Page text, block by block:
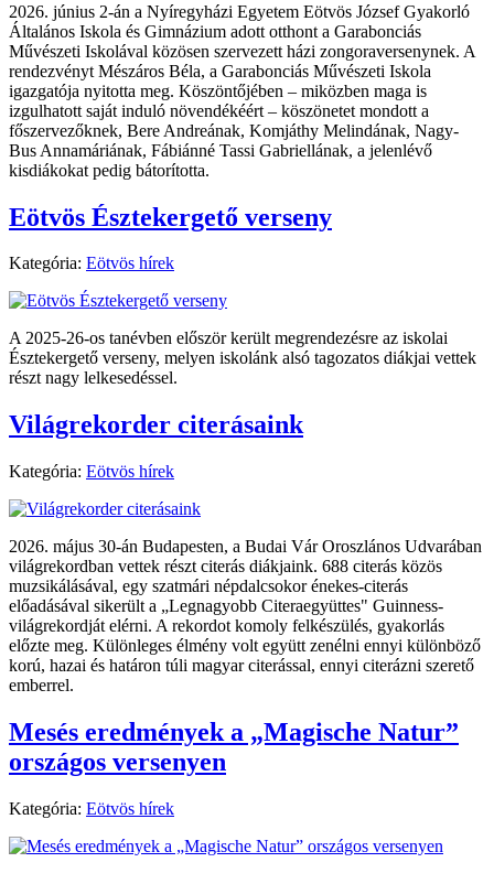
2026. június 2-án a Nyíregyházi Egyetem Eötvös József Gyakorló
Általános Iskola és Gimnázium adott otthont a Garabonciás
Művészeti Iskolával közösen szervezett házi zongoraversenynek. A
rendezvényt Mészáros Béla, a Garabonciás Művészeti Iskola
igazgatója nyitotta meg. Köszöntőjében – miközben maga is
izgulhatott saját induló növendékéért – köszönetet mondott a
főszervezőknek, Bere Andreának, Komjáthy Melindának, Nagy-
Bus Annamáriának, Fábiánné Tassi Gabriellának, a jelenlévő
kisdiákokat pedig bátorította.
Eötvös Észtekergető verseny
Kategória: Eötvös hírek
A 2025-26-os tanévben először került megrendezésre az iskolai
Észtekergető verseny, melyen iskolánk alsó tagozatos diákjai vettek
részt nagy lelkesedéssel.
Világrekorder citerásaink
Kategória: Eötvös hírek
2026. május 30-án Budapesten, a Budai Vár Oroszlános Udvarában
világrekordban vettek részt citerás diákjaink. 688 citerás közös
muzsikálásával, egy szatmári népdalcsokor énekes-citerás
előadásával sikerült a „Legnagyobb Citeraegyüttes" Guinness-
világrekordját elérni. A rekordot komoly felkészülés, gyakorlás
előzte meg. Különleges élmény volt együtt zenélni ennyi különböző
korú, hazai és határon túli magyar citerással, ennyi citerázni szerető
emberrel.
Mesés eredmények a „Magische Natur”
országos versenyen
Kategória: Eötvös hírek